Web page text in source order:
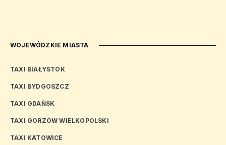
WOJEWÓDZKIE MIASTA
TAXI BIAŁYSTOK
TAXI BYDGOSZCZ
TAXI GDAŃSK
TAXI GORZÓW WIELKOPOLSKI
TAXI KATOWICE